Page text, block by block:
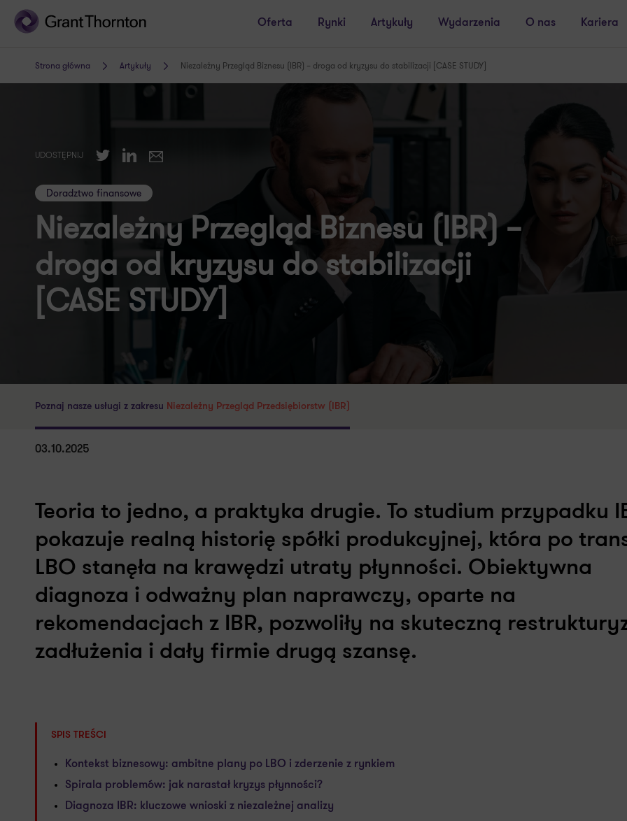
Oferta Rynki Artykuły Wydarzenia O nas Kariera
Strona główna Artykuły Niezależny Przegląd Biznesu (IBR) – droga od kryzysu do stabilizacji [CASE STUDY]
UDOSTĘPNIJ TwitterLinkedIn
E-mail
Doradztwo finansowe
Niezależny Przegląd Biznesu (IBR) –
droga od kryzysu do stabilizacji
[CASE STUDY]
Poznaj nasze usługi z zakresu Niezależny Przegląd Przedsiębiorstw (IBR)
03.10.2025
Teoria to jedno, a praktyka drugie. To studium przypadku
pokazuje realną historię spółki produkcyjnej, która po
LBO stanęła na krawędzi utraty płynności. Obiektywna
diagnoza i odważny plan naprawczy, oparte na
rekomendacjach z IBR, pozwoliły na skuteczną
zadłużenia i dały firmie drugą szansę.
SPIS TREŚCI
Kontekst biznesowy: ambitne plany po LBO i zderzenie z rynkiem
Spirala problemów: jak narastał kryzys płynności?
Diagnoza IBR: kluczowe wnioski z niezależnej analizy